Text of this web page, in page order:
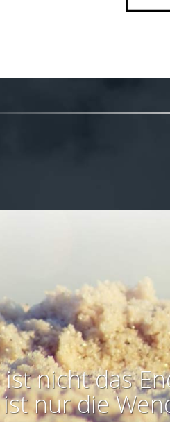
nicht das
nur die